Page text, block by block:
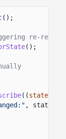
();
re-render
();
((state
, state);